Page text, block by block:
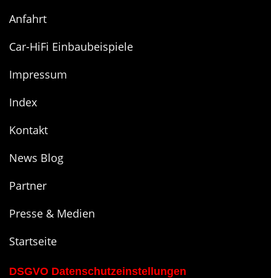
Anfahrt
Car-HiFi Einbaubeispiele
Impressum
Index
Kontakt
News Blog
Partner
Presse & Medien
Startseite
DSGVO Datenschutzeinstellungen